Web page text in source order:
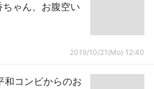
ゃん、お腹空い
2019/10/21(Mo) 12:40
和コンビからのお